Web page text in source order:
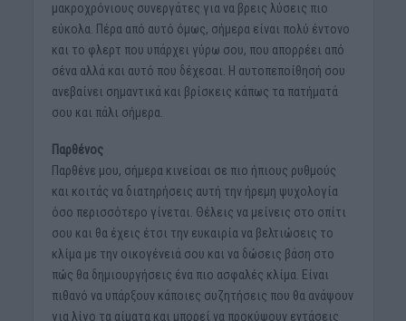
μακροχρόνιους συνεργάτες για να βρεις λύσεις πιο
εύκολα. Πέρα από αυτό όμως, σήμερα είναι πολύ έντονο
και το φλερτ που υπάρχει γύρω σου, που απορρέει από
σένα αλλά και αυτό που δέχεσαι. Η αυτοπεποίθησή σου
ανεβαίνει σημαντικά και βρίσκεις κάπως τα πατήματά
σου και πάλι σήμερα.
Παρθένος
Παρθένε μου, σήμερα κινείσαι σε πιο ήπιους ρυθμούς
και κοιτάς να διατηρήσεις αυτή την ήρεμη ψυχολογία
όσο περισσότερο γίνεται. Θέλεις να μείνεις στο σπίτι
σου και θα έχεις έτσι την ευκαιρία να βελτιώσεις το
κλίμα με την οικογένειά σου και να δώσεις βάση στο
πώς θα δημιουργήσεις ένα πιο ασφαλές κλίμα. Είναι
πιθανό να υπάρξουν κάποιες συζητήσεις που θα ανάψουν
για λίγο τα αίματα και μπορεί να προκύψουν εντάσεις